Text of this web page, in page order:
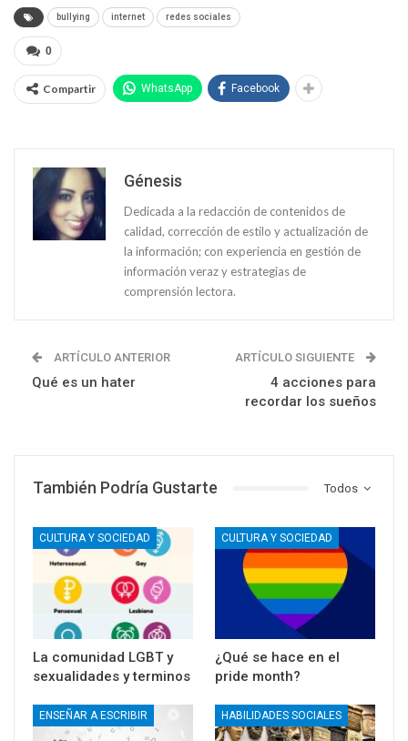
bullying internet redes sociales
0
Compartir WhatsApp Facebook
Génesis
Dedicada a la redacción de contenidos de
calidad, corrección de estilo y actualización de
la información; con experiencia en gestión de
información veraz y estrategias de
comprensión lectora.
ARTÍCULO ANTERIOR
Qué es un hater
ARTÍCULO SIGUIENTE
4 acciones para
recordar los sueños
Todos
También Podría Gustarte
CULTURA Y SOCIEDAD
La comunidad LGBT y
sexualidades y terminos
CULTURA Y SOCIEDAD
¿Qué se hace en el
pride month?
ENSEÑAR A ESCRIBIR HABILIDADES SOCIALES